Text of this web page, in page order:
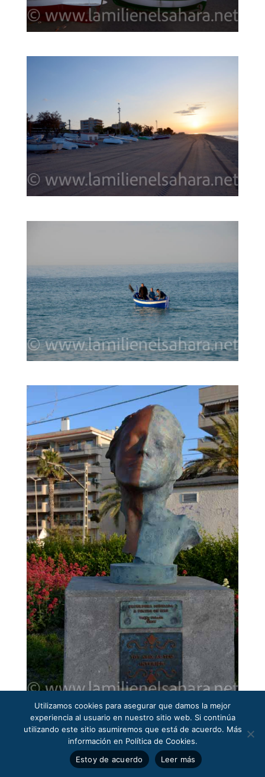
Utilizamos cookies para asegurar que damos la mejor
experiencia al usuario en nuestro sitio web. Si continúa
utilizando este sitio asumiremos que está de acuerdo. Más
información en Política de Cookies.
Estoy de acuerdo
Leer más